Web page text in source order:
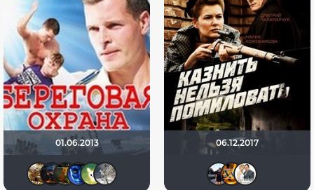
01.06.2013
Бицюня
druid666 Любительфантастики
zhanna1705
06.12.2017